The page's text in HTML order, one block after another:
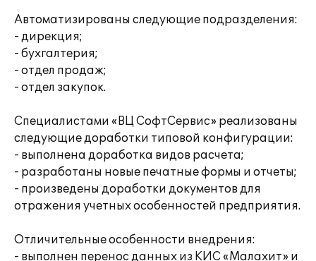
Автоматизированы следующие подразделения:
- дирекция;
- бухгалтерия;
- отдел продаж;
- отдел закупок.
Специалистами «ВЦ СофтСервис» реализованы
следующие доработки типовой конфигурации:
- выполнена доработка видов расчета;
- разработаны новые печатные формы и отчеты;
- произведены доработки документов для
отражения учетных особенностей предприятия.
Отличительные особенности внедрения:
- выполнен перенос данных из КИС «Малахит» и